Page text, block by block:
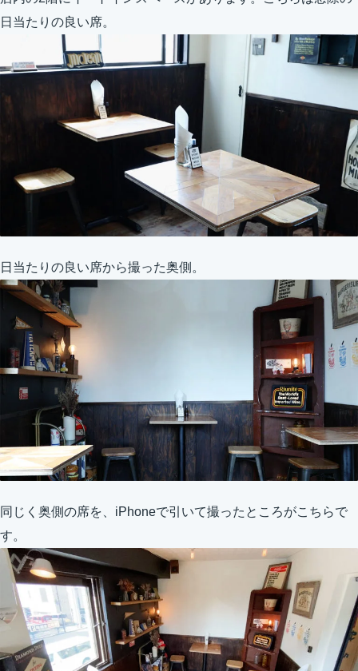
日当たりの良い席。
日当たりの良い席から撮った奥側。
同じく奥側の席を、iPhoneで引いて撮ったところがこちらで
す。